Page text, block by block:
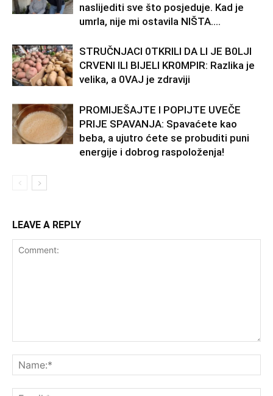
naslijediti sve što posjeduje. Kad je
umrla, nije mi ostavila NIŠTA....
STRUČNJACI 0TKRILI DA LI JE B0LJI
CRVENI ILI BIJELI KR0MPIR: Razlika je
velika, a 0VAJ je zdraviji
PROMIJEŠAJTE I POPIJTE UVEČE
PRIJE SPAVANJA: Spavaćete kao
beba, a ujutro ćete se probuditi puni
energije i dobrog raspoloženja!
LEAVE A REPLY